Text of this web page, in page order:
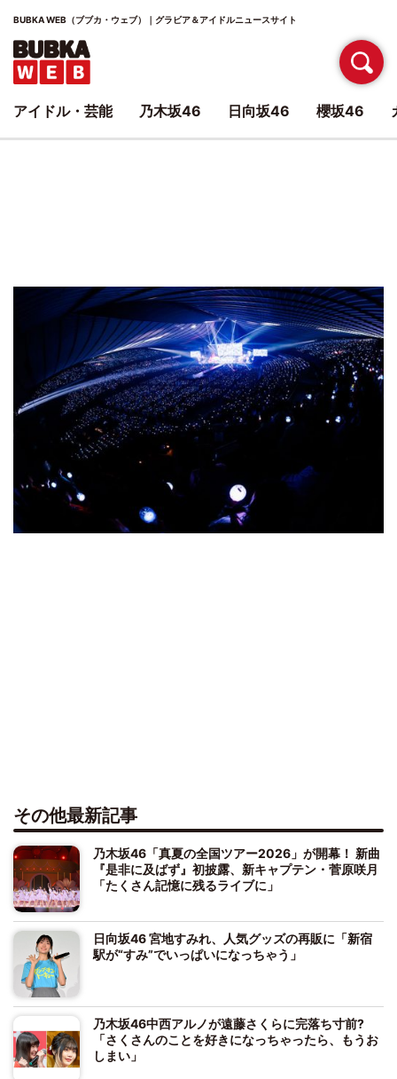
BUBKA WEB（ブブカ・ウェブ）｜グラビア＆アイドルニュースサイト
その他最新記事
乃木坂46「真夏の全国ツアー2026」が開幕！ 新曲
『是非に及ばず』初披露、新キャプテン・菅原咲月
「たくさん記憶に残るライブに」
日向坂46 宮地すみれ、人気グッズの再販に「新宿
駅が“すみ”でいっぱいになっちゃう」
乃木坂46中西アルノが遠藤さくらに完落ち寸前?
「さくさんのことを好きになっちゃったら、もうお
しまい」
アイドル・芸能 乃木坂46 日向坂46 櫻坂46